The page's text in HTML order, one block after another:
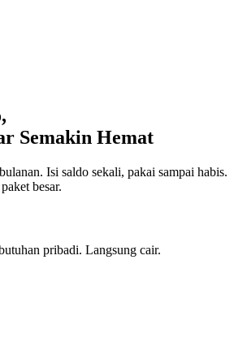
Semakin Hemat
Isi saldo sekali, pakai sampai habis.
besar.
pribadi. Langsung cair.